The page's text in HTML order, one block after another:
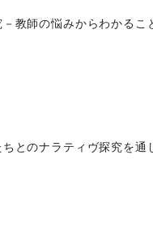
教師の悩みからわかるこ
とのナラティヴ探究を通